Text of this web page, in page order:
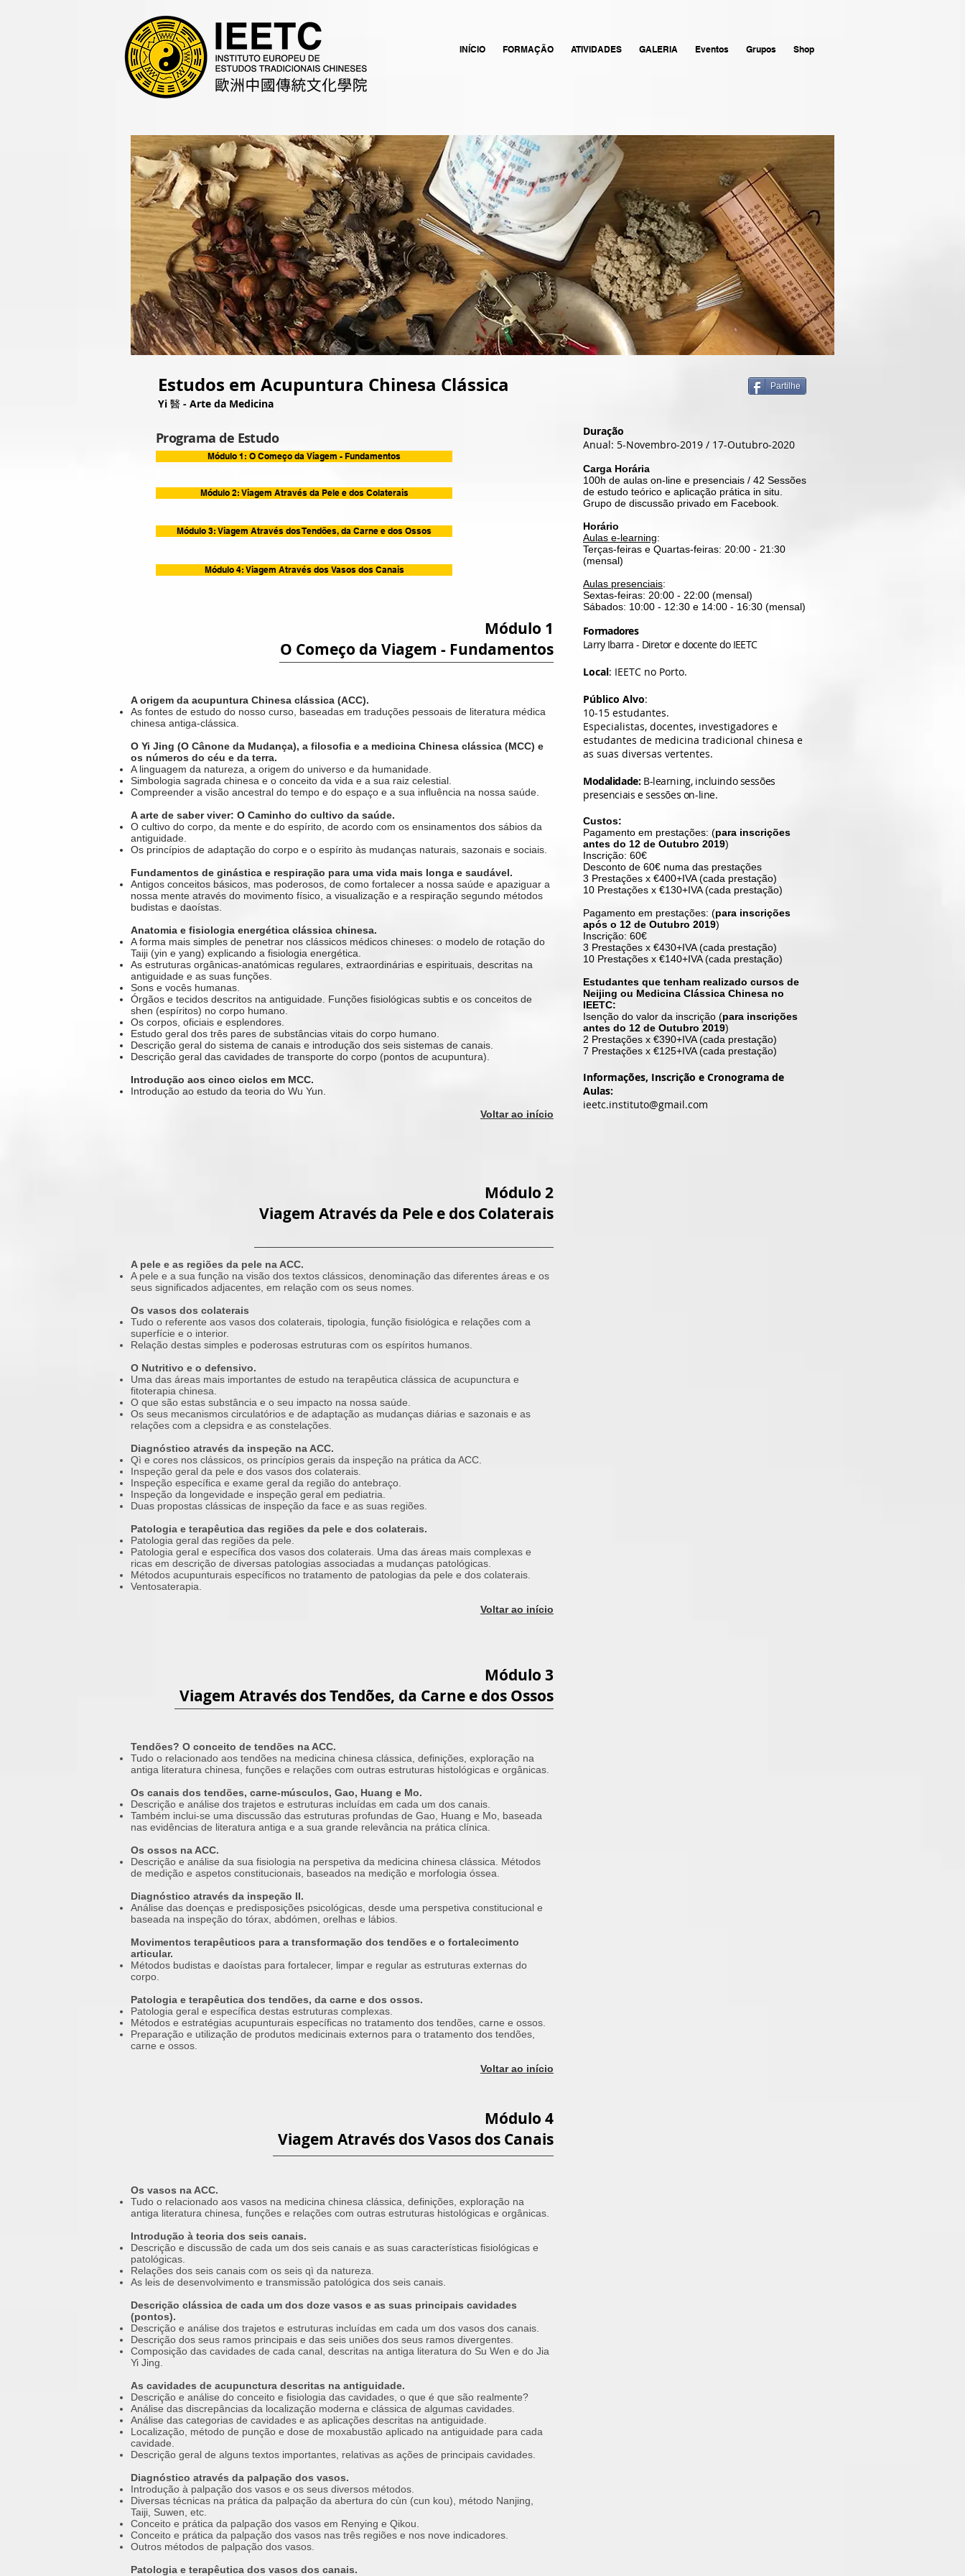
INÍCIO FORMAÇÃO ATIVIDADES GALERIA Eventos Grupos Shop
Estudos em Acupuntura Chinesa Clássica
Yi 醫 - Arte da Medicina
Programa de Estudo
Módulo 1: O Começo da Viagem - Fundamentos
Módulo 2: Viagem Através da Pele e dos Colaterais
Módulo 3: Viagem Através dos Tendões, da Carne e dos Ossos
Módulo 4: Viagem Através dos Vasos dos Canais
Módulo 1
O Começo da Viagem - Fundamentos
A origem da acupuntura Chinesa clássica (ACC).
As fontes de estudo do nosso curso, baseadas em traduções pessoais de literatura médica
chinesa antiga-clássica.
O Yi Jing (O Cânone da Mudança), a filosofia e a medicina Chinesa clássica (MCC) e
os números do céu e da terra.
A linguagem da natureza, a origem do universo e da humanidade.
Simbologia sagrada chinesa e o conceito da vida e a sua raiz celestial.
Compreender a visão ancestral do tempo e do espaço e a sua influência na nossa saúde.
A arte de saber viver: O Caminho do cultivo da saúde.
O cultivo do corpo, da mente e do espírito, de acordo com os ensinamentos dos sábios da
antiguidade.
Os princípios de adaptação do corpo e o espírito às mudanças naturais, sazonais e sociais.
Fundamentos de ginástica e respiração para uma vida mais longa e saudável.
Antigos conceitos básicos, mas poderosos, de como fortalecer a nossa saúde e apaziguar a
nossa mente através do movimento físico, a visualização e a respiração segundo métodos
budistas e daoístas.
Anatomia e fisiologia energética clássica chinesa.
A forma mais simples de penetrar nos clássicos médicos chineses: o modelo de rotação do
Taiji (yin e yang) explicando a fisiologia energética.
As estruturas orgânicas-anatómicas regulares, extraordinárias e espirituais, descritas na
antiguidade e as suas funções.
Sons e vocês humanas.
Órgãos e tecidos descritos na antiguidade. Funções fisiológicas subtis e os conceitos de
shen (espíritos) no corpo humano.
Os corpos, oficiais e esplendores.
Estudo geral dos três pares de substâncias vitais do corpo humano.
Descrição geral do sistema de canais e introdução dos seis sistemas de canais.
Descrição geral das cavidades de transporte do corpo (pontos de acupuntura).
Introdução aos cinco ciclos em MCC.
Introdução ao estudo da teoria do Wu Yun.
Voltar ao início
Módulo 2
Viagem Através da Pele e dos Colaterais
A pele e as regiões da pele na ACC.
A pele e a sua função na visão dos textos clássicos, denominação das diferentes áreas e os
seus significados adjacentes, em relação com os seus nomes.
Os vasos dos colaterais
Tudo o referente aos vasos dos colaterais, tipologia, função fisiológica e relações com a
superfície e o interior.
Relação destas simples e poderosas estruturas com os espíritos humanos.
O Nutritivo e o defensivo.
Uma das áreas mais importantes de estudo na terapêutica clássica de acupunctura e
fitoterapia chinesa.
O que são estas substância e o seu impacto na nossa saúde.
Os seus mecanismos circulatórios e de adaptação as mudanças diárias e sazonais e as
relações com a clepsidra e as constelações.
Diagnóstico através da inspeção na ACC.
Qì e cores nos clássicos, os princípios gerais da inspeção na prática da ACC.
Inspeção geral da pele e dos vasos dos colaterais.
Inspeção específica e exame geral da região do antebraço.
Inspeção da longevidade e inspeção geral em pediatria.
Duas propostas clássicas de inspeção da face e as suas regiões.
Patologia e terapêutica das regiões da pele e dos colaterais.
Patologia geral das regiões da pele.
Patologia geral e específica dos vasos dos colaterais. Uma das áreas mais complexas e
ricas em descrição de diversas patologias associadas a mudanças patológicas.
Métodos acupunturais específicos no tratamento de patologias da pele e dos colaterais.
Ventosaterapia.
Voltar ao início
Partilhe
Duração
Anual: 5-Novembro-2019 / 17-Outubro-2020
Carga Horária
100h de aulas on-line e presenciais / 42 Sessões
de estudo teórico e aplicação prática in situ.
Grupo de discussão privado em Facebook.
Horário
Aulas e-learning:
Terças-feiras e Quartas-feiras: 20:00 - 21:30
(mensal)
Aulas presenciais:
Sextas-feiras: 20:00 - 22:00 (mensal)
Sábados: 10:00 - 12:30 e 14:00 - 16:30 (mensal)
Formadores
Larry Ibarra - Diretor e docente do IEETC
Local: IEETC no Porto.
Público Alvo:
10-15 estudantes.
Especialistas, docentes, investigadores e
estudantes de medicina tradicional chinesa e
as suas diversas vertentes.
Modalidade: B-learning, incluindo sessões
presenciais e sessões on-line.
Custos:
Pagamento em prestações: (para inscrições
antes do 12 de Outubro 2019)
Inscrição: 60€
Desconto de 60€ numa das prestações
3 Prestações x €400+IVA (cada prestação)
10 Prestações x €130+IVA (cada prestação)
Pagamento em prestações: (para inscrições
após o 12 de Outubro 2019)
Inscrição: 60€
3 Prestações x €430+IVA (cada prestação)
10 Prestações x €140+IVA (cada prestação)
Estudantes que tenham realizado cursos de
Neijing ou Medicina Clássica Chinesa no
IEETC:
Isenção do valor da inscrição (para inscrições
antes do 12 de Outubro 2019)
2 Prestações x €390+IVA (cada prestação)
7 Prestações x €125+IVA (cada prestação)
Informações, Inscrição e Cronograma de
Aulas:
ieetc.instituto@gmail.com
Módulo 3
Viagem Através dos Tendões, da Carne e dos Ossos
Tendões? O conceito de tendões na ACC.
Tudo o relacionado aos tendões na medicina chinesa clássica, definições, exploração na
antiga literatura chinesa, funções e relações com outras estruturas histológicas e orgânicas.
Os canais dos tendões, carne-músculos, Gao, Huang e Mo.
Descrição e análise dos trajetos e estruturas incluídas em cada um dos canais.
Também inclui-se uma discussão das estruturas profundas de Gao, Huang e Mo, baseada
nas evidências de literatura antiga e a sua grande relevância na prática clínica.
Os ossos na ACC.
Descrição e análise da sua fisiologia na perspetiva da medicina chinesa clássica. Métodos
de medição e aspetos constitucionais, baseados na medição e morfologia óssea.
Diagnóstico através da inspeção II.
Análise das doenças e predisposições psicológicas, desde uma perspetiva constitucional e
baseada na inspeção do tórax, abdómen, orelhas e lábios.
Movimentos terapêuticos para a transformação dos tendões e o fortalecimento
articular.
Métodos budistas e daoístas para fortalecer, limpar e regular as estruturas externas do
corpo.
Patologia e terapêutica dos tendões, da carne e dos ossos.
Patologia geral e específica destas estruturas complexas.
Métodos e estratégias acupunturais específicas no tratamento dos tendões, carne e ossos.
Preparação e utilização de produtos medicinais externos para o tratamento dos tendões,
carne e ossos.
Voltar ao início
Módulo 4
Viagem Através dos Vasos dos Canais
Os vasos na ACC.
Tudo o relacionado aos vasos na medicina chinesa clássica, definições, exploração na
antiga literatura chinesa, funções e relações com outras estruturas histológicas e orgânicas.
Introdução à teoria dos seis canais.
Descrição e discussão de cada um dos seis canais e as suas características fisiológicas e
patológicas.
Relações dos seis canais com os seis qì da natureza.
As leis de desenvolvimento e transmissão patológica dos seis canais.
Descrição clássica de cada um dos doze vasos e as suas principais cavidades
(pontos).
Descrição e análise dos trajetos e estruturas incluídas em cada um dos vasos dos canais.
Descrição dos seus ramos principais e das seis uniões dos seus ramos divergentes.
Composição das cavidades de cada canal, descritas na antiga literatura do Su Wen e do Jia
Yi Jing.
As cavidades de acupunctura descritas na antiguidade.
Descrição e análise do conceito e fisiologia das cavidades, o que é que são realmente?
Análise das discrepâncias da localização moderna e clássica de algumas cavidades.
Análise das categorias de cavidades e as aplicações descritas na antiguidade.
Localização, método de punção e dose de moxabustão aplicado na antiguidade para cada
cavidade.
Descrição geral de alguns textos importantes, relativas as ações de principais cavidades.
Diagnóstico através da palpação dos vasos.
Introdução à palpação dos vasos e os seus diversos métodos.
Diversas técnicas na prática da palpação da abertura do cùn (cun kou), método Nanjing,
Taiji, Suwen, etc.
Conceito e prática da palpação dos vasos em Renying e Qikou.
Conceito e prática da palpação dos vasos nas três regiões e nos nove indicadores.
Outros métodos de palpação dos vasos.
Patologia e terapêutica dos vasos dos canais.